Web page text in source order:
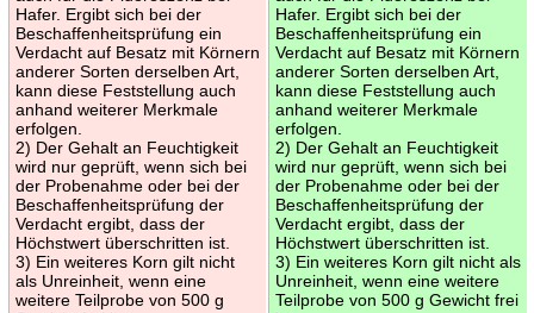
Hafer. Ergibt sich bei der
Beschaffenheitsprüfung ein
Verdacht auf Besatz mit Körnern
anderer Sorten derselben Art,
kann diese Feststellung auch
anhand weiterer Merkmale
erfolgen.
2) Der Gehalt an Feuchtigkeit
wird nur geprüft, wenn sich bei
der Probenahme oder bei der
Beschaffenheitsprüfung der
Verdacht ergibt, dass der
Höchstwert überschritten ist.
3) Ein weiteres Korn gilt nicht
als Unreinheit, wenn eine
weitere Teilprobe von 500 g
Hafer. Ergibt sich bei der
Beschaffenheitsprüfung ein
Verdacht auf Besatz mit Körnern
anderer Sorten derselben Art,
kann diese Feststellung auch
anhand weiterer Merkmale
erfolgen.
2) Der Gehalt an Feuchtigkeit
wird nur geprüft, wenn sich bei
der Probenahme oder bei der
Beschaffenheitsprüfung der
Verdacht ergibt, dass der
Höchstwert überschritten ist.
3) Ein weiteres Korn gilt nicht als
Unreinheit, wenn eine weitere
Teilprobe von 500 g Gewicht frei